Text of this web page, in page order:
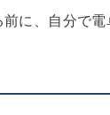
に、自分で